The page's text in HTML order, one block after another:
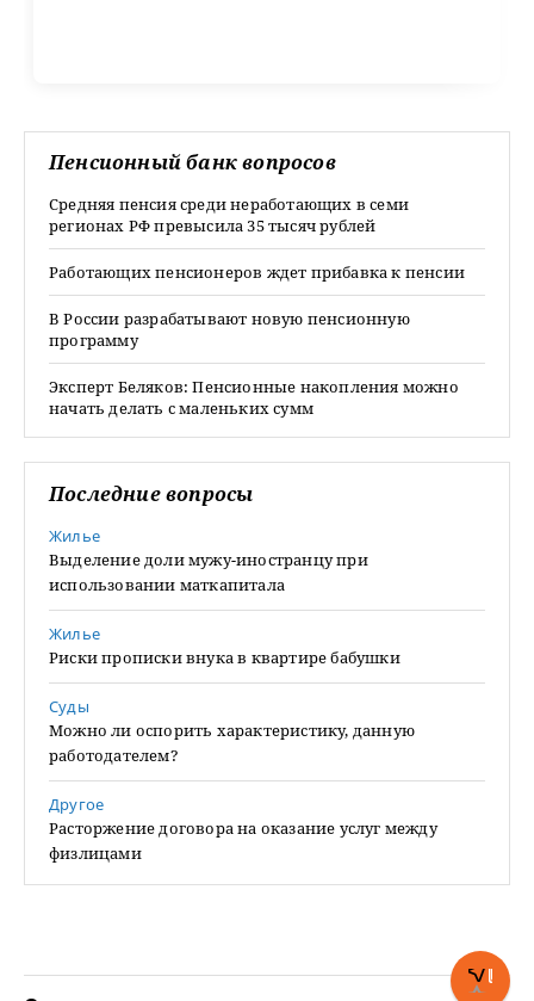
Пенсионный банк вопросов
Средняя пенсия среди неработающих в семи
регионах РФ превысила 35 тысяч рублей
Работающих пенсионеров ждет прибавка к пенсии
В России разрабатывают новую пенсионную
программу
Эксперт Беляков: Пенсионные накопления можно
начать делать с маленьких сумм
Последние вопросы
Жилье
Выделение доли мужу-иностранцу при
использовании маткапитала
Жилье
Риски прописки внука в квартире бабушки
Суды
Можно ли оспорить характеристику, данную
работодателем?
Другое
Расторжение договора на оказание услуг между
физлицами